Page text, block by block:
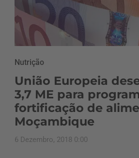
Nutrição
União Europeia
3,7 ME para
fortificação de
Moçambique
6 Dezembro, 2018 0:00